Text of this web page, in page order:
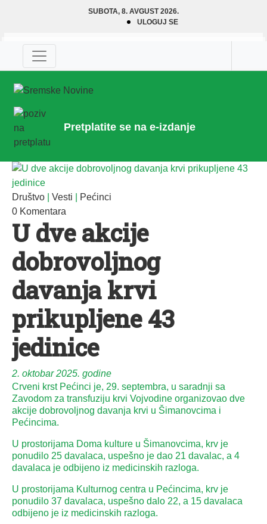
SUBOTA, 8. AVGUST 2026.
ULOGUJ SE
Pretplatite se na e-izdanje
Društvo Vesti
Pećinci
0 Komentara
U dve akcije
dobrovoljnog
davanja krvi
prikupljene 43
jedinice
2. oktobar 2025. godine
Crveni krst Pećinci je, 29. septembra, u saradnji sa
Zavodom za transfuziju krvi Vojvodine organizovao dve
akcije dobrovoljnog davanja krvi u Šimanovcima i
Pećincima.
U prostorijama Doma kulture u Šimanovcima, krv je
ponudilo 25 davalaca, uspešno je dao 21 davalac, a 4
davalaca je odbijeno iz medicinskih razloga.
U prostorijama Kulturnog centra u Pećincima, krv je
ponudilo 37 davalaca, uspešno dalo 22, a 15 davalaca
odbijeno je iz medicinskih razloga.